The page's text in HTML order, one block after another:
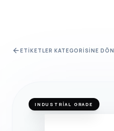
ETIKETLER KATEGORISINE DÖN
INDUSTRIAL GRADE